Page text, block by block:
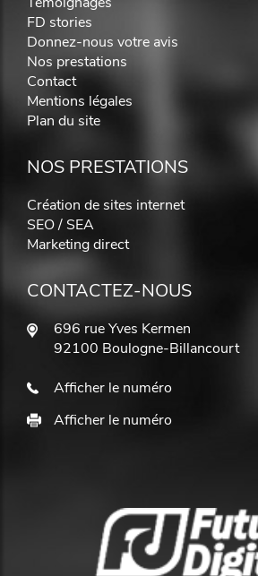
FD stories
Donnez-nous votre avis
Nos prestations
Contact
Mentions légales
Plan du site
NOS PRESTATIONS
Création de sites internet
SEO / SEA
Marketing direct
CONTACTEZ-NOUS
696 rue Yves Kermen
92100 Boulogne-Billancourt
Afficher le numéro
Afficher le numéro